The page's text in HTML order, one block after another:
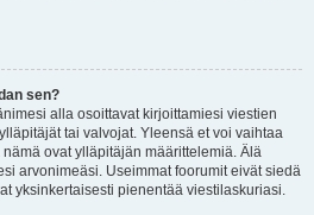
sen?
alla osoittavat kirjoittamiesi viestien
tai valvojat. Yleensä et voi vaihtaa
ovat ylläpitäjän määrittelemiä. Älä
arvonimeäsi. Useimmat foorumit eivät siedä
yksinkertaisesti pienentää viestilaskuriasi.